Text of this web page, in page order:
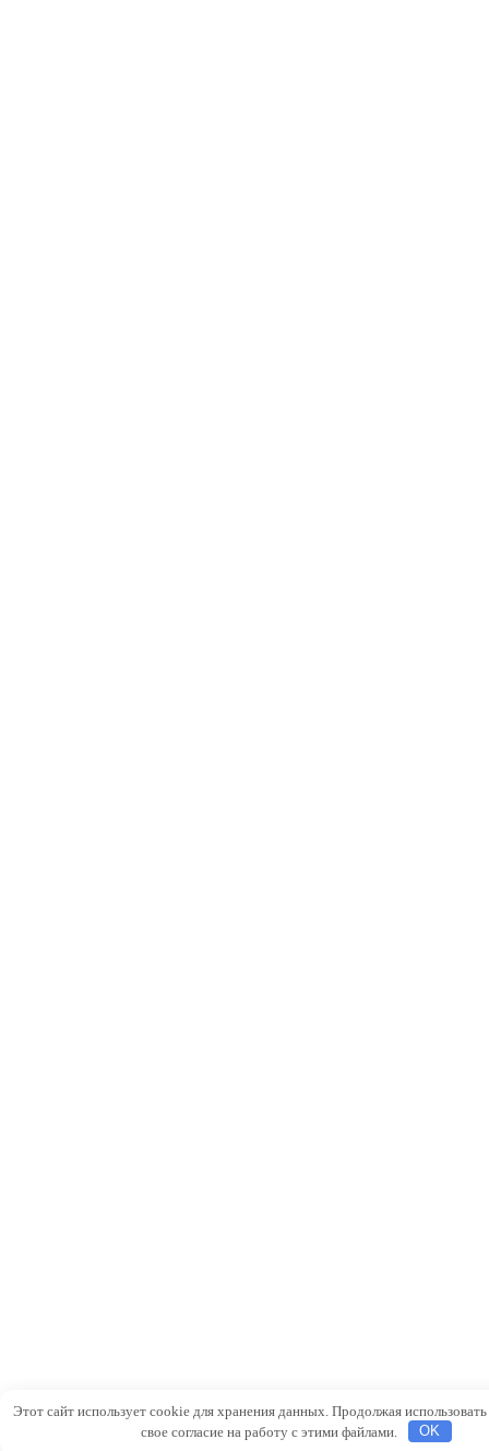
Этот сайт использует cookie для хранения данных. Продолжая
свое согласие на работу с этими файлами.
OK